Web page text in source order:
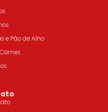
e Pão de Alho